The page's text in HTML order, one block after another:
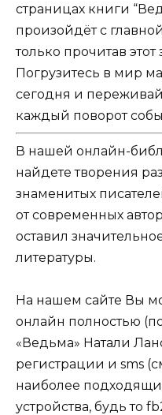
страницах книги
произойдёт с
только прочитав
Погрузитесь в мир
сегодня и
каждый поворот
В нашей онлайн-
найдете творения
знаменитых
от современных
оставил
литературы.
На нашем сайте Вы
онлайн полностью
«Ведьма» Натали
регистрации и sms
наиболее
устройства, будь то